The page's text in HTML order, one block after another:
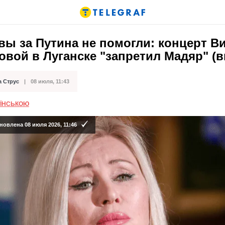
за Путина не помогли: концерт
в Луганске "запретил Мадяр"
Струс 08 июля, 11:43
08 июля 2026, 11:46